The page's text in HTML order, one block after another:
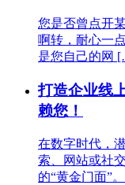
您是否曾点开
啊转，耐心一
是您自己的网
打造企业线
赖您！
在数字时代，
索、网站或社
的“黄金门面”